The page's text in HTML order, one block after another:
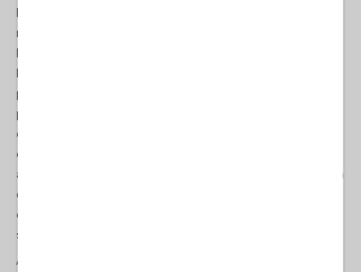
riconosciuta parte dello Stato azero, ma proclamatasi
portato al potere Nicol Pashinyan, che ha subito allontanato il
paese dalla sfera d’influenza russa, non s’impegna nella difesa
dell’enclave. Una serpe in seno. Con l’annessione di gran parte
della regione, la vittoria è azera, seppure temperata da un
accordo che vede truppe russe collocate a difesa di quanto resta
dell’enclave nel corridoio che la divide dall’Azerbaijan. Accordo
che durerà poco. Oggi i russi della forza di peace keeping non ci
sono più. Nel 2025 sono stati ritirati.
Azerbaijan, Kazakhistan, Kirghizistan, Uzbekistan, Turkmenistan.